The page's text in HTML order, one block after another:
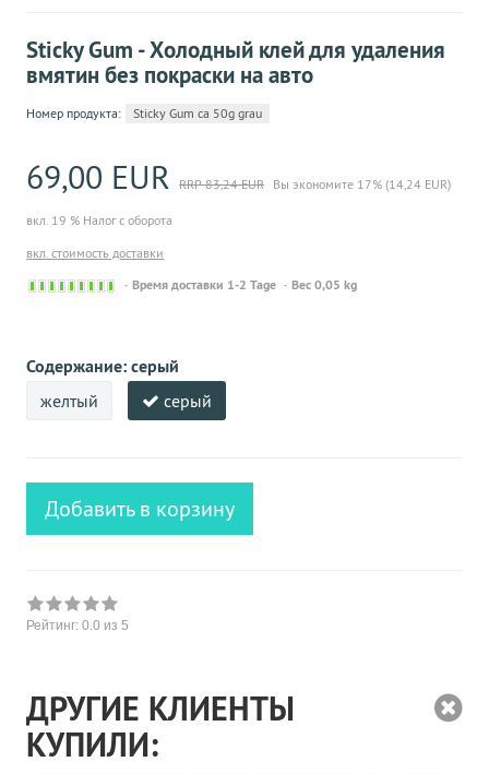
Sticky Gum - Холодный клей для удаления
вмятин без покраски на авто
Номер продукта: Sticky Gum ca 50g grau
69,00 EUR RRP 83,24 EUR Вы экономите 17% (14,24 EUR)
вкл. 19 % Налог с оборота
вкл. стоимость доставки
Sofort
Время доставки 1-2 Tage Вес 0,05 kg
Содержание:серый
желтый серый
Добавить в корзину
Рейтинг: 0.0 из 5
ДРУГИЕ КЛИЕНТЫ
КУПИЛИ: